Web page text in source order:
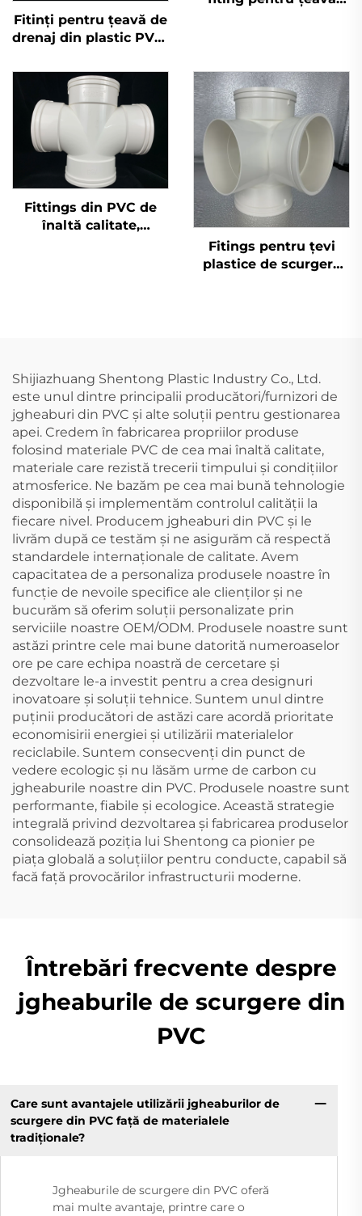
Fitinți pentru țeavă de
drenaj din plastic PVC-
bucsă, OEM
110mm
Fittings din PVC de
înaltă calitate,
Fitings pentru țevi
plastice de scurgere
Shijiazhuang Shentong Plastic Industry Co., Ltd.
este unul dintre principalii producători/furnizori de
jgheaburi din PVC și alte soluții pentru gestionarea
apei. Credem în fabricarea propriilor produse
folosind materiale PVC de cea mai înaltă calitate,
materiale care rezistă trecerii timpului și condițiilor
atmosferice. Ne bazăm pe cea mai bună tehnologie
disponibilă și implementăm controlul calității la
fiecare nivel. Producem jgheaburi din PVC și le
livrăm după ce testăm și ne asigurăm că respectă
standardele internaționale de calitate. Avem
capacitatea de a personaliza produsele noastre în
funcție de nevoile specifice ale clienților și ne
bucurăm să oferim soluții personalizate prin
serviciile noastre OEM/ODM. Produsele noastre sunt
astăzi printre cele mai bune datorită numeroaselor
ore pe care echipa noastră de cercetare și
dezvoltare le-a investit pentru a crea designuri
inovatoare și soluții tehnice. Suntem unul dintre
puținii producători de astăzi care acordă prioritate
economisirii energiei și utilizării materialelor
reciclabile. Suntem consecvenți din punct de
vedere ecologic și nu lăsăm urme de carbon cu
jgheaburile noastre din PVC. Produsele noastre sunt
performante, fiabile și ecologice. Această strategie
integrală privind dezvoltarea și fabricarea produselor
consolidează poziția lui Shentong ca pionier pe
piața globală a soluțiilor pentru conducte, capabil să
facă față provocărilor infrastructurii moderne.
Întrebări frecvente despre
jgheaburile de scurgere din
PVC
Care sunt avantajele utilizării jgheaburilor de
scurgere din PVC față de materialele
tradiționale?
Jgheaburile de scurgere din PVC oferă
mai multe avantaje, printre care o